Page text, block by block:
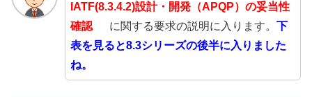
IATF(8.3.4.2)設計・開発（APQP）の妥当性
確認に関する要求の説明に入ります。 下
表を見ると8.3シリーズの後半に入りました
ね。